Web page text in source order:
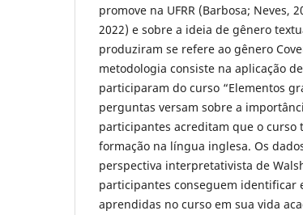
promove na UFRR (Barbosa; Neves,
2022) e sobre a ideia de gênero
produziram se refere ao gênero
metodologia consiste na aplicação
participaram do curso “Elementos
perguntas versam sobre a
participantes acreditam que o curso
formação na língua inglesa. Os
perspectiva interpretativista de
participantes conseguem identificar
aprendidas no curso em sua vida